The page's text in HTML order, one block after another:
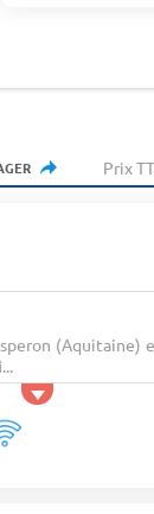
Prix
(Aquitaine)